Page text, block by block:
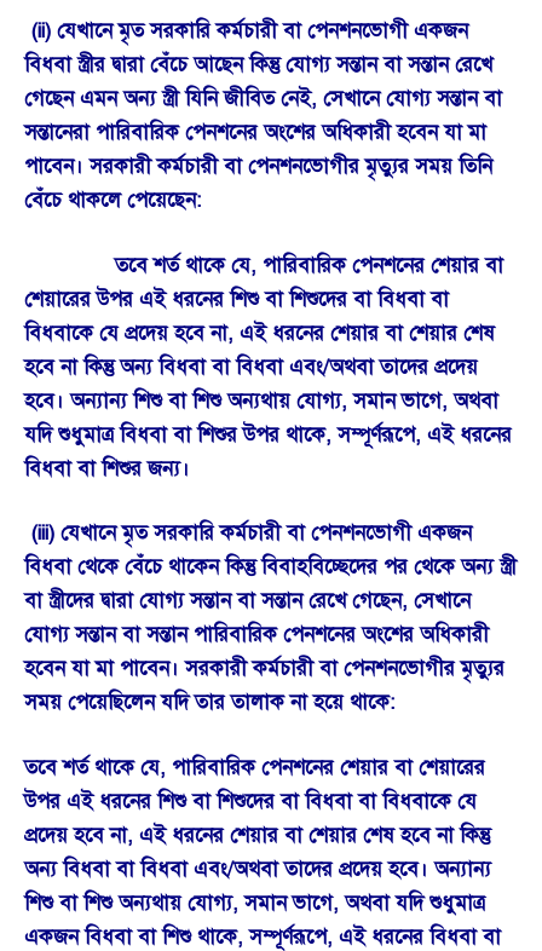
(ii) যেখানে মৃত সরকারি কর্মচারী বা পেনশনভোগী একজন
বিধবা স্ত্রীর দ্বারা বেঁচে আছেন কিন্তু যোগ্য সন্তান বা সন্তান রেখে
গেছেন এমন অন্য স্ত্রী যিনি জীবিত নেই, সেখানে যোগ্য সন্তান বা
সন্তানেরা পারিবারিক পেনশনের অংশের অধিকারী হবেন যা মা
পাবেন। সরকারী কর্মচারী বা পেনশনভোগীর মৃত্যুর সময় তিনি
বেঁচে থাকলে পেয়েছেন:
তবে শর্ত থাকে যে, পারিবারিক পেনশনের শেয়ার বা
শেয়ারের উপর এই ধরনের শিশু বা শিশুদের বা বিধবা বা
বিধবাকে যে প্রদেয় হবে না, এই ধরনের শেয়ার বা শেয়ার শেষ
হবে না কিন্তু অন্য বিধবা বা বিধবা এবং/অথবা তাদের প্রদেয়
হবে। অন্যান্য শিশু বা শিশু অন্যথায় যোগ্য, সমান ভাগে, অথবা
যদি শুধুমাত্র বিধবা বা শিশুর উপর থাকে, সম্পূর্ণরূপে, এই ধরনের
বিধবা বা শিশুর জন্য।
(iii) যেখানে মৃত সরকারি কর্মচারী বা পেনশনভোগী একজন
বিধবা থেকে বেঁচে থাকেন কিন্তু বিবাহবিচ্ছেদের পর থেকে অন্য স্ত্রী
বা স্ত্রীদের দ্বারা যোগ্য সন্তান বা সন্তান রেখে গেছেন, সেখানে
যোগ্য সন্তান বা সন্তান পারিবারিক পেনশনের অংশের অধিকারী
হবেন যা মা পাবেন। সরকারী কর্মচারী বা পেনশনভোগীর মৃত্যুর
সময় পেয়েছিলেন যদি তার তালাক না হয়ে থাকে:
তবে শর্ত থাকে যে, পারিবারিক পেনশনের শেয়ার বা শেয়ারের
উপর এই ধরনের শিশু বা শিশুদের বা বিধবা বা বিধবাকে যে
প্রদেয় হবে না, এই ধরনের শেয়ার বা শেয়ার শেষ হবে না কিন্তু
অন্য বিধবা বা বিধবা এবং/অথবা তাদের প্রদেয় হবে। অন্যান্য
শিশু বা শিশু অন্যথায় যোগ্য, সমান ভাগে, অথবা যদি শুধুমাত্র
একজন বিধবা বা শিশু থাকে, সম্পূর্ণরূপে, এই ধরনের বিধবা বা